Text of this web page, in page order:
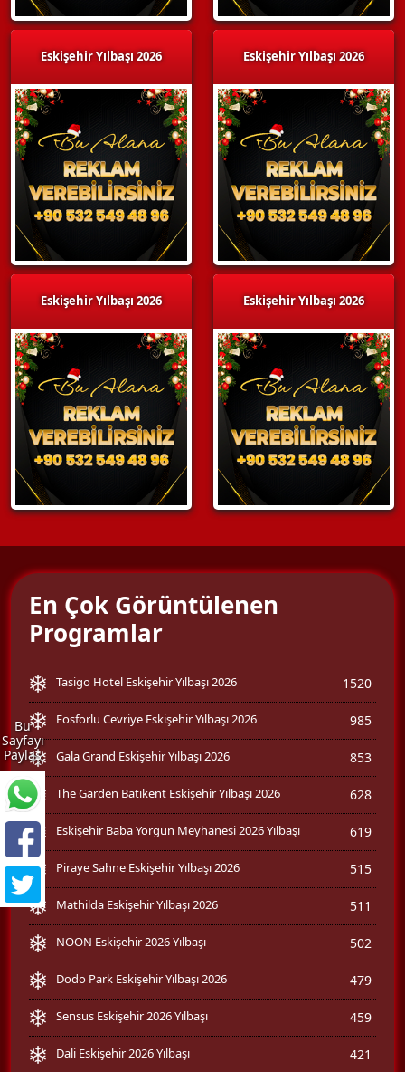
Eskişehir Yılbaşı 2026
Eskişehir Yılbaşı 2026
Eskişehir Yılbaşı 2026
Eskişehir Yılbaşı 2026
Bu
Sayfayı
Paylaş
En Çok Görüntülenen
Programlar
Tasigo Hotel Eskişehir Yılbaşı 2026 1520
Fosforlu Cevriye Eskişehir Yılbaşı 2026 985
Gala Grand Eskişehir Yılbaşı 2026 853
The Garden Batıkent Eskişehir Yılbaşı 2026 628
Eskişehir Baba Yorgun Meyhanesi 2026 Yılbaşı 619
Piraye Sahne Eskişehir Yılbaşı 2026 515
Mathilda Eskişehir Yılbaşı 2026 511
NOON Eskişehir 2026 Yılbaşı 502
Dodo Park Eskişehir Yılbaşı 2026 479
Sensus Eskişehir 2026 Yılbaşı 459
Dali Eskişehir 2026 Yılbaşı 421